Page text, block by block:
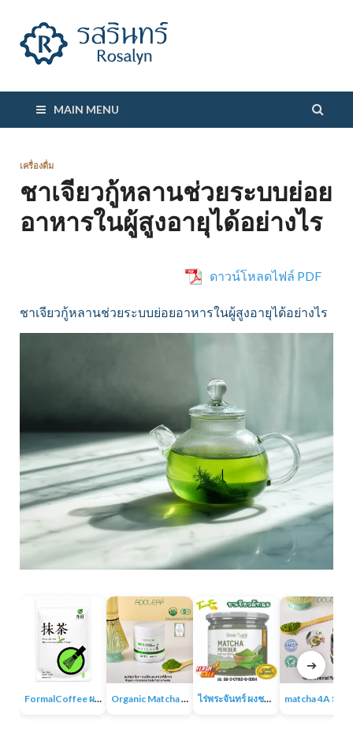
MAIN MENU
เครื่องดื่ม
ชาเจียวกู้หลานช่วยระบบย่อย
อาหารในผู้สูงอายุได้อย่างไร
ดาวน์โหลดไฟล์ PDF
ชาเจียวกู้หลานช่วยระบบย่อยอาหารในผู้สูงอายุได้อย่างไร
FormalCoffee ผงชาเขียวมัทฉะ แท้ 100% ญี่ปุ่น เกรดพรีเมี่ยม Matcha Green Tea Organic Matcha 4A+ผงชาเขียวมัทฉะเกรดพิธีการ ออร์แกนิก 100% ไม่มีน้ำตาล ไม่มีสารเติมแต่ง ไร่พระจันทร์ ผงชาเขียวมัทฉะ Matcha Powder 100% ไม่แต่งสี กลิ่น ไม่ผสมน้ำตาล
➔